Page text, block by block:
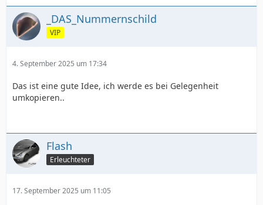
_DAS_Nummernschild
VIP
4. September 2025 um 17:34
Das ist eine gute Idee, ich werde es bei Gelegenheit
umkopieren..
Flash
Erleuchteter
17. September 2025 um 11:05